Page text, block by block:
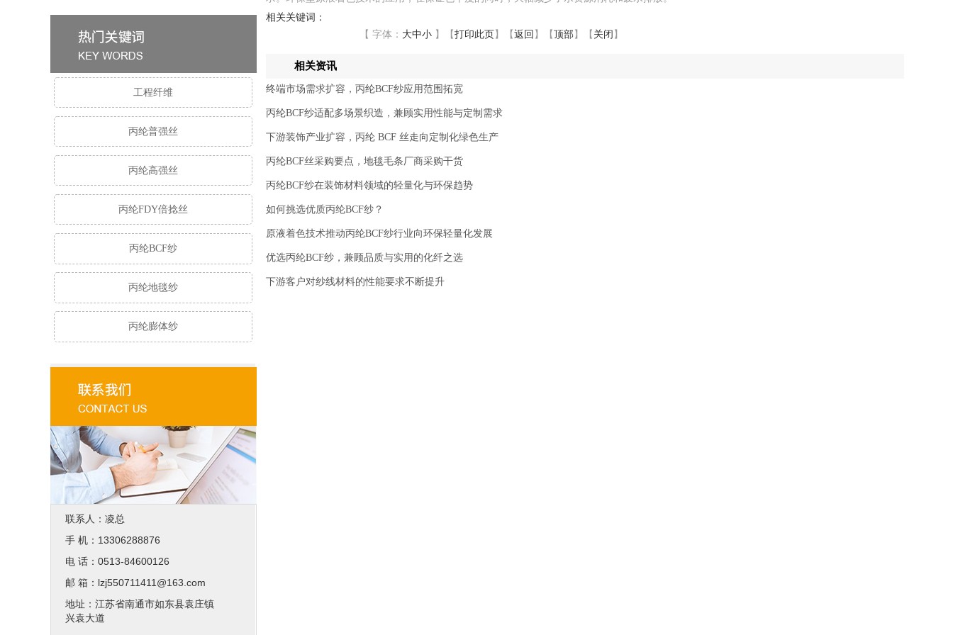
工程纤维
丙纶普强丝
丙纶高强丝
丙纶FDY倍捻丝
丙纶BCF纱
丙纶地毯纱
丙纶膨体纱
联系人：凌总
手 机：13306288876
电 话：0513-84600126
邮 箱：lzj550711411@163.com
地址：江苏省南通市如东县袁庄镇
兴袁大道
相关关键词：
【 字体： 大中小】 【 打印此页 】 【 返回 】 【 顶部 】 【 关闭 】
相关资讯
终端市场需求扩容，丙纶BCF纱应用范围拓宽
丙纶BCF纱适配多场景织造，兼顾实用性能与定制需求
下游装饰产业扩容，丙纶 BCF 丝走向定制化绿色生产
丙纶BCF丝采购要点，地毯毛条厂商采购干货
丙纶BCF纱在装饰材料领域的轻量化与环保趋势
如何挑选优质丙纶BCF纱？
原液着色技术推动丙纶BCF纱行业向环保轻量化发展
优选丙纶BCF纱，兼顾品质与实用的化纤之选
下游客户对纱线材料的性能要求不断提升